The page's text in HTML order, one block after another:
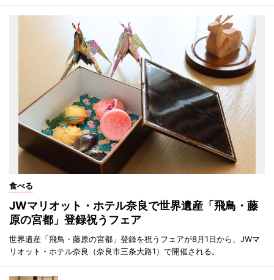
食べる
JWマリオット・ホテル奈良で世界遺産「飛鳥・藤
原の宮都」登録祝うフェア
世界遺産「飛鳥・藤原の宮都」登録を祝うフェアが8月1日から、JWマ
リオット・ホテル奈良（奈良市三条大路1）で開催される。